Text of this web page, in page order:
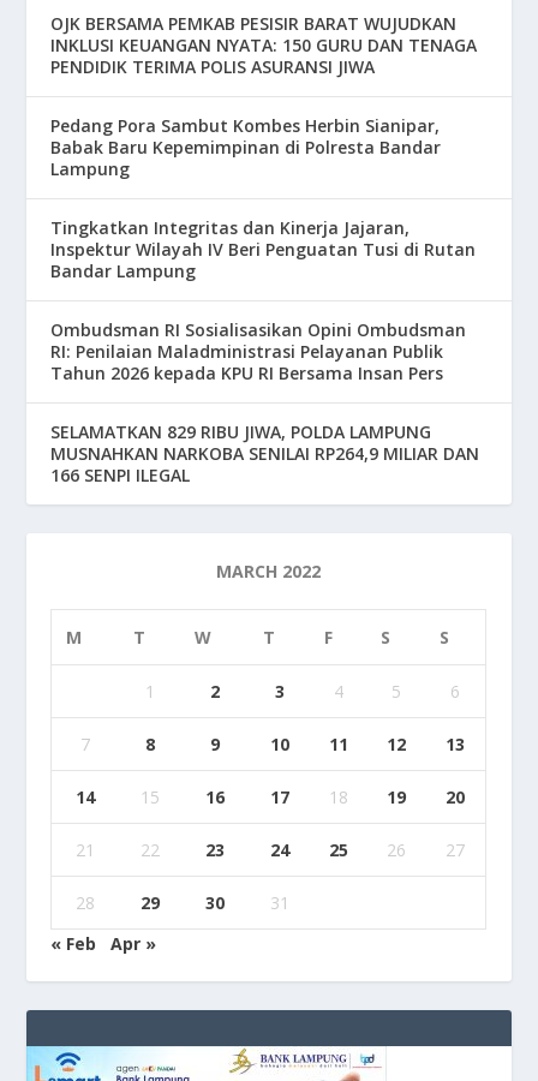
OJK BERSAMA PEMKAB PESISIR BARAT WUJUDKAN
INKLUSI KEUANGAN NYATA: 150 GURU DAN TENAGA
PENDIDIK TERIMA POLIS ASURANSI JIWA
Pedang Pora Sambut Kombes Herbin Sianipar,
Babak Baru Kepemimpinan di Polresta Bandar
Lampung
Tingkatkan Integritas dan Kinerja Jajaran,
Inspektur Wilayah IV Beri Penguatan Tusi di Rutan
Bandar Lampung
Ombudsman RI Sosialisasikan Opini Ombudsman
RI: Penilaian Maladministrasi Pelayanan Publik
Tahun 2026 kepada KPU RI Bersama Insan Pers
SELAMATKAN 829 RIBU JIWA, POLDA LAMPUNG
MUSNAHKAN NARKOBA SENILAI RP264,9 MILIAR DAN
166 SENPI ILEGAL
MARCH 2022
M T W T F S S
1 2 3 4 5 6
7 8 9 10 11 12 13
14 15 16 17 18 19 20
21 22 23 24 25 26 27
28 29 30
31
« Feb
Apr »